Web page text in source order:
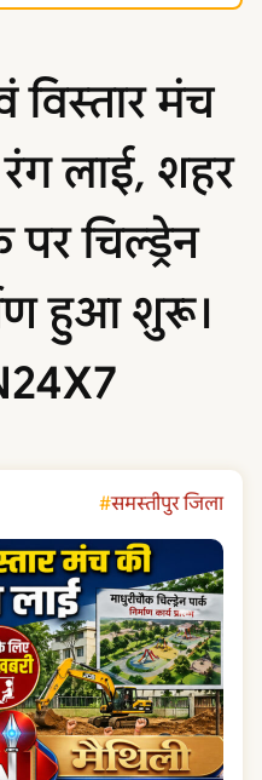
मंच
लाई, शहर
चिल्ड्रेन
हुआ शुरू।
समस्तीपुर जिला